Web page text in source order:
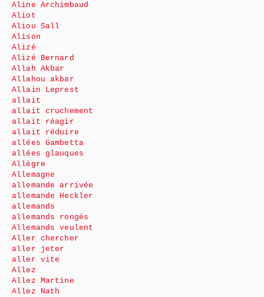
Aline Archimbaud
Aliot
Aliou Sall
Alison
Alizé
Alizé Bernard
Allah Akbar
Allahou akbar
Allain Leprest
allait
allait cruchement
allait réagir
allait réduire
allées Gambetta
allées glauques
Allègre
Allemagne
allemande arrivée
allemande Heckler
allemands
allemands rongés
Allemands veulent
Aller chercher
aller jeter
aller vite
Allez
Allez Martine
Allez Nath